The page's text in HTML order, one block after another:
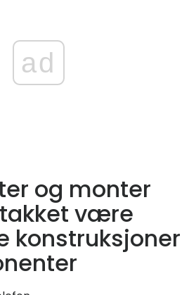
ad
og monter
være
konstruksjoner